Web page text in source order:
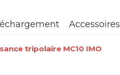
Accessoires
tripolaire MC10 IMO